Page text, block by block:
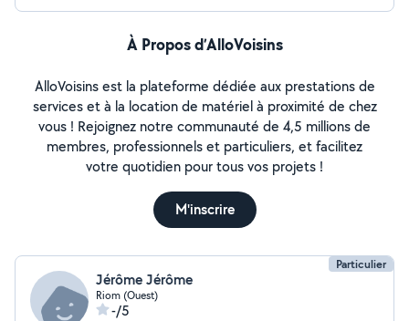
À Propos d’AlloVoisins
AlloVoisins est la plateforme dédiée aux prestations de
services et à la location de matériel à proximité de chez
vous ! Rejoignez notre communauté de 4,5 millions de
membres, professionnels et particuliers, et facilitez
votre quotidien pour tous vos projets !
M'inscrire
Particulier
Jérôme Jérôme
Riom (Ouest)
-/5